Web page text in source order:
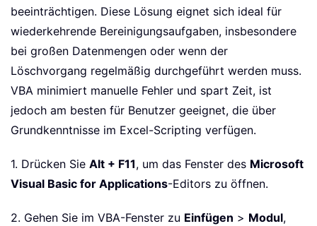
beeinträchtigen. Diese Lösung eignet sich ideal für
wiederkehrende Bereinigungsaufgaben, insbesondere
bei großen Datenmengen oder wenn der
Löschvorgang regelmäßig durchgeführt werden muss.
VBA minimiert manuelle Fehler und spart Zeit, ist
jedoch am besten für Benutzer geeignet, die über
Grundkenntnisse im Excel-Scripting verfügen.
1. Drücken Sie Alt + F11, um das Fenster des Microsoft
Visual Basic for Applications-Editors zu öffnen.
2. Gehen Sie im VBA-Fenster zu Einfügen > Modul,